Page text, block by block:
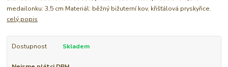
medailonku: 3,5 cm Materiál: běžný bižuterní kov, křišťálová pryskyřice.
celý popis
Dostupnost Skladem